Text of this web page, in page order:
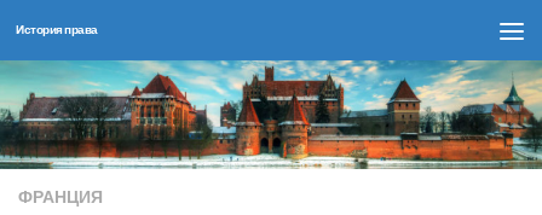
Перейти к содержимому
История права
ФРАНЦИЯ